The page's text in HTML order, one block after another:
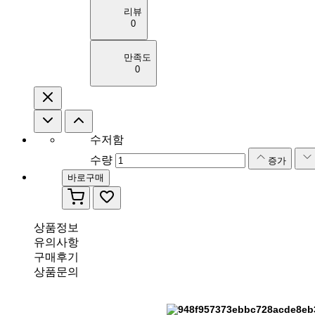
리뷰
0
만족도
0
수저함
수량
증가
바로구매
상품정보
유의사항
구매후기
상품문의